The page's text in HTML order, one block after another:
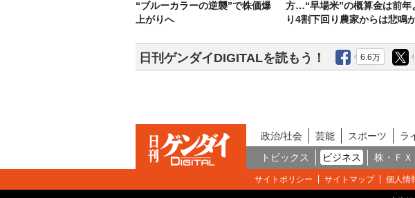
“ブルーカラーの逆襲”で株価爆
上がりへ
方…“早場米”の概算金は前年
り4割下回り農家からは悲鳴
日刊ゲンダイDIGITALを読もう！ 6.6万
政治/社会 芸能 スポーツ ラ
トピックス
ビジネス 株・ＦＸ
サイトポリシー サイトマップ 個人情